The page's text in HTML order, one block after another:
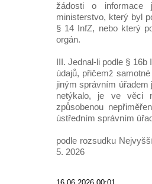
žádosti o informace
ministerstvo, který byl
§ 14 InfZ, nebo který
orgán.
III. Jednal-li podle §
údajů, přičemž
jiným správním úřadem
netýkalo, je ve věci
způsobenou
ústředním správním
podle rozsudku
5. 2026